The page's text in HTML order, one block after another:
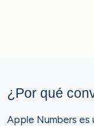
¿Por qué
Apple Numbers